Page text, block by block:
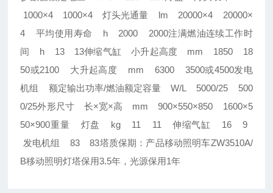
1000×4 1000×4 灯头光通量 lm 20000×4 20000×
4 平均使用寿命 h 2000 2000注满燃油连续工作时
间 h 13 13伸缩气缸 小升起高度 mm 1850 18
50或2100 大升起高度 mm 6300 3500或4500发电
机组 额定输出功率/燃油额定容量 W/L 5000/25 500
0/25外形尺寸 长×宽×高 mm 900×550×850 1600×5
50×900重量 灯盘 kg 11 11 伸缩气缸 16 9
发电机组 83 83塔质保期：产品移动照明车ZW3510A/
B移动照明灯塔保用3.5年，光源保用1年